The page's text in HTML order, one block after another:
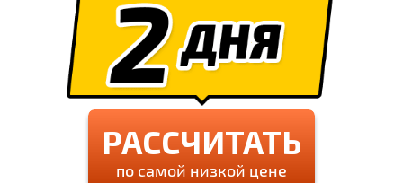
РАССЧИТАТЬ
по самой низкой цене